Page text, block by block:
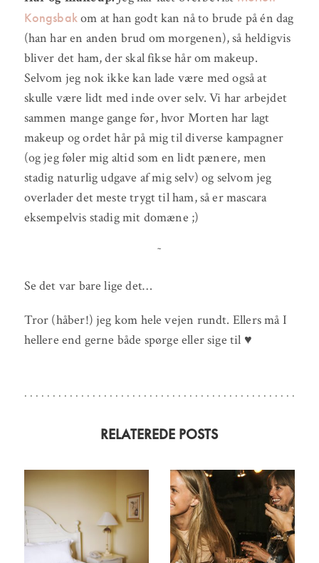
Kongsbakom at han godt kan nå to brude på én dag
(han har en anden brud om morgenen), så heldigvis
bliver det ham, der skal fikse hår om makeup.
Selvom jeg nok ikke kan lade være med også at
skulle være lidt med inde over selv. Vi har arbejdet
sammen mange gange før, hvor Morten har lagt
makeup og ordet hår på mig til diverse kampagner
(og jeg føler mig altid som en lidt pænere, men
stadig naturlig udgave af mig selv) og selvom jeg
overlader det meste trygt til ham, så er mascara
eksempelvis stadig mit domæne ;)
˜
Se det var bare lige det…
Tror (håber!) jeg kom hele vejen rundt. Ellers må I
hellere end gerne både spørge eller sige til ♥
RELATEREDE POSTS